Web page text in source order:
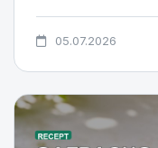
05.07.2026